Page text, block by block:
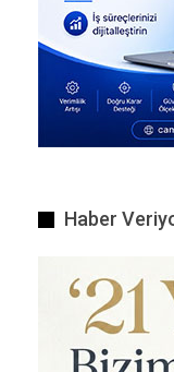
olduğu ve
açısından bu,
hiç
kurulabileceği
kemosentez de
hendeklerde,
organik madde
temelini
Haber